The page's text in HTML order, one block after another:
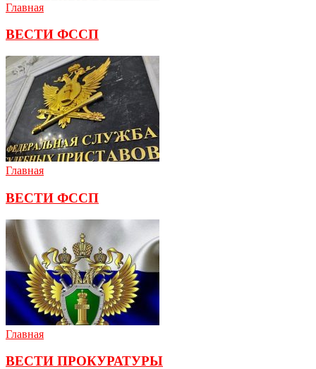
Главная
ВЕСТИ ФССП
Главная
ВЕСТИ ФССП
Главная
ВЕСТИ ПРОКУРАТУРЫ